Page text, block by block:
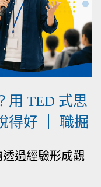
用 TED 式思
得好 ｜ 職掘
過經驗形成觀